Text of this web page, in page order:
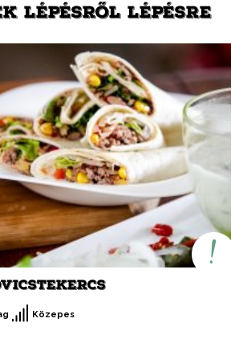
LÉPÉSRŐL LÉPÉSRE
Közepes